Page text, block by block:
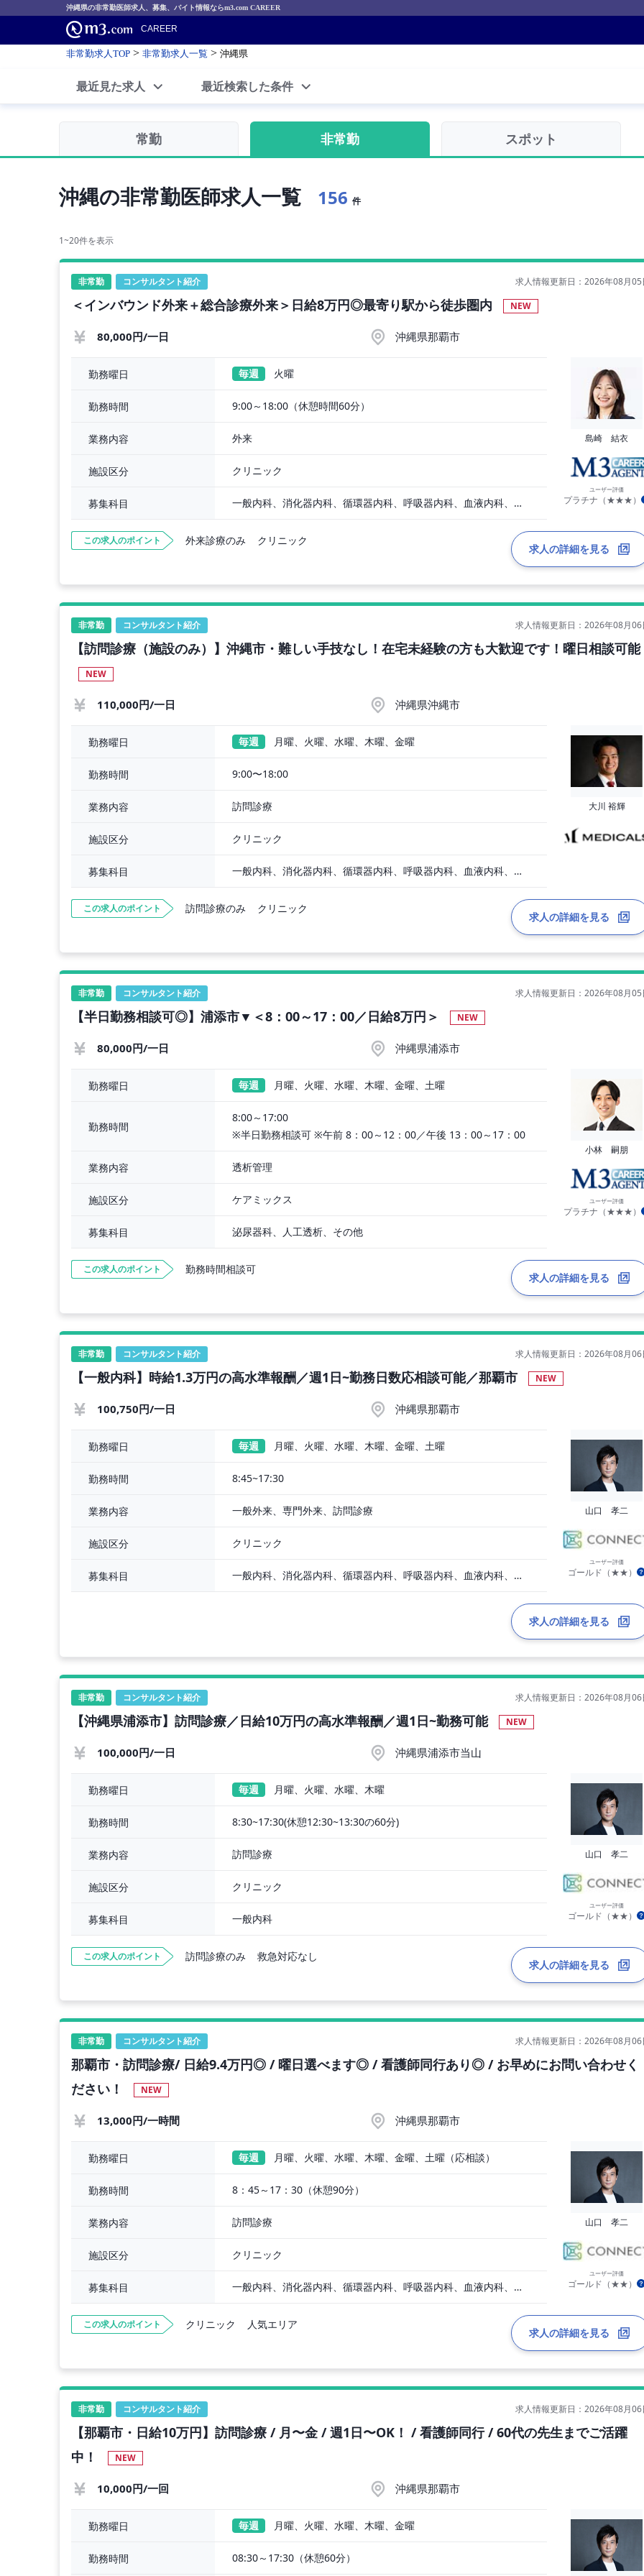
沖縄県の非常勤医師求人、募集、バイト情報ならm3.com CAREER
CAREER
非常勤求人TOP > 非常勤求人一覧 > 沖縄県
最近見た求人 最近検索した条件
常勤 非常勤 スポット
沖縄の非常勤医師求人一覧 156 件
1~20件を表示
非常勤 コンサルタント紹介 求人情報更新日：2026年08月05
＜インバウンド外来＋総合診療外来＞日給8万円◎最寄り駅から徒歩圏内 NEW
80,000円/一日 沖縄県那覇市
勤務曜日 毎週 火曜
勤務時間 9:00～18:00（休憩時間60分）
業務内容 外来
施設区分 クリニック
募集科目 一般内科、消化器内科、循環器内科、呼吸器内科、血液内科、脳神経内科、内分泌内科、老人内科、一般外科、消化器外科、その他
島崎 結衣
ユーザー評価
プラチナ（★★★）
この求人のポイント 外来診療のみ クリニック
求人の詳細を見る
非常勤 コンサルタント紹介 求人情報更新日：2026年08月06
【訪問診療（施設のみ）】沖縄市・難しい手技なし！在宅未経験の方も大歓迎です！曜日相談可能
NEW
110,000円/一日 沖縄県沖縄市
勤務曜日 毎週 月曜、火曜、水曜、木曜、金曜
勤務時間 9:00〜18:00
業務内容 訪問診療
施設区分 クリニック
募集科目 一般内科、消化器内科、循環器内科、呼吸器内科、血液内科、心療内科、脳神経内科、内分泌内科、老人内科、一般外科、消化器外科、心臓外科、呼吸器外科、脳神経外科、整形外科、形成外科、リハビリテーション科、小児科、婦人科
大川 裕輝
この求人のポイント 訪問診療のみ クリニック
求人の詳細を見る
非常勤 コンサルタント紹介 求人情報更新日：2026年08月05
【半日勤務相談可◎】浦添市▼＜8：00～17：00／日給8万円＞ NEW
80,000円/一日 沖縄県浦添市
勤務曜日 毎週 月曜、火曜、水曜、木曜、金曜、土曜
勤務時間
8:00～17:00
※半日勤務相談可 ※午前 8：00～12：00／午後 13：00～17：00
業務内容 透析管理
施設区分 ケアミックス
募集科目 泌尿器科、人工透析、その他
小林 嗣朋
ユーザー評価
プラチナ（★★★）
この求人のポイント 勤務時間相談可
求人の詳細を見る
非常勤 コンサルタント紹介 求人情報更新日：2026年08月06
【一般内科】時給1.3万円の高水準報酬／週1日~勤務日数応相談可能／那覇市 NEW
100,750円/一日 沖縄県那覇市
勤務曜日 毎週 月曜、火曜、水曜、木曜、金曜、土曜
勤務時間 8:45~17:30
業務内容 一般外来、専門外来、訪問診療
施設区分 クリニック
募集科目 一般内科、消化器内科、循環器内科、呼吸器内科、血液内科、心療内科、脳神経内科、内分泌内科、老人内科
山口 孝二
ユーザー評価
ゴールド（★★）
求人の詳細を見る
非常勤 コンサルタント紹介 求人情報更新日：2026年08月06
【沖縄県浦添市】訪問診療／日給10万円の高水準報酬／週1日~勤務可能 NEW
100,000円/一日 沖縄県浦添市当山
勤務曜日 毎週 月曜、火曜、水曜、木曜
勤務時間 8:30~17:30(休憩12:30~13:30の60分)
業務内容 訪問診療
施設区分 クリニック
募集科目 一般内科
山口 孝二
ユーザー評価
ゴールド（★★）
この求人のポイント 訪問診療のみ 救急対応なし
求人の詳細を見る
非常勤 コンサルタント紹介 求人情報更新日：2026年08月06
那覇市・訪問診療/ 日給9.4万円◎ / 曜日選べます◎ / 看護師同行あり◎ / お早めにお問い合わせく
ださい！
NEW
13,000円/一時間 沖縄県那覇市
勤務曜日 毎週 月曜、火曜、水曜、木曜、金曜、土曜（応相談）
勤務時間 8：45～17：30（休憩90分）
業務内容 訪問診療
施設区分 クリニック
募集科目 一般内科、消化器内科、循環器内科、呼吸器内科、血液内科、心療内科、脳神経内科、内分泌内科、老人内科、その他
山口 孝二
ユーザー評価
ゴールド（★★）
この求人のポイント クリニック 人気エリア
求人の詳細を見る
非常勤 コンサルタント紹介 求人情報更新日：2026年08月06
【那覇市・日給10万円】訪問診療 / 月〜金 / 週1日〜OK！ / 看護師同行 / 60代の先生までご活躍
中！
NEW
10,000円/一回 沖縄県那覇市
勤務曜日 毎週 月曜、火曜、水曜、木曜、金曜
勤務時間 08:30～17:30（休憩60分）